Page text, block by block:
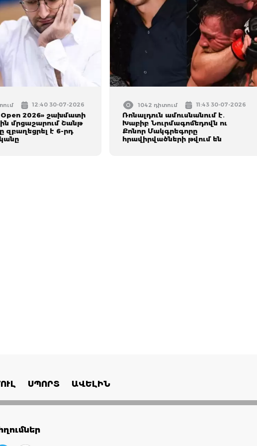
12:40 30-07-2026
Open 2026» շախմատի
մրցաշարում Շանթ
զբաղեցրել է 6-րդ
1042 դիտում 11:43 30-07-2026
Ռոնալդուն ամուսնանում է․
Խաբիբ Նուրմագոմեդովն ու
Քոնոր Մակգրեգորը
հրավիրվածների թվում են
ՍՊՈՐՏ ԱՎԵԼԻՆ